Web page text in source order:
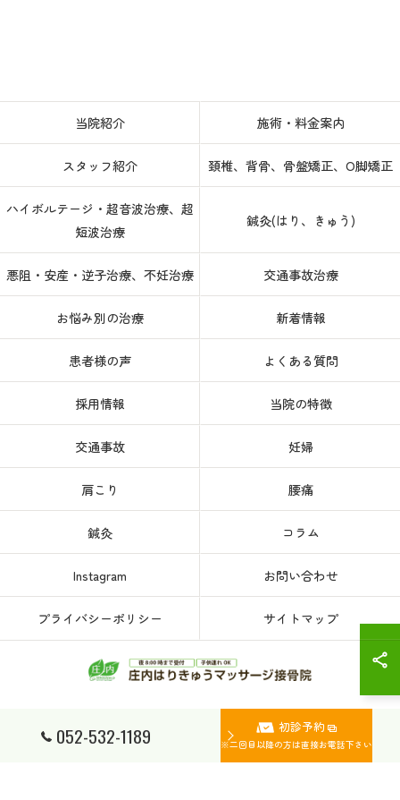
052-532-1189 初診予約
※二回目以降の方は直接お電話下さい
当院紹介 施術・料金案内
スタッフ紹介 頚椎、背骨、骨盤矯正、O脚矯正
ハイボルテージ・超音波治療、超
短波治療
鍼灸(はり、きゅう)
悪阻・安産・逆子治療、不妊治療 交通事故治療
お悩み別の治療 新着情報
患者様の声 よくある質問
採用情報 当院の特徴
交通事故 妊婦
肩こり 腰痛
鍼灸 コラム
Instagram お問い合わせ
プライバシーポリシー サイトマップ
© 2026 愛知県、名古屋市西区の接骨院なら庄内はりきゅうマッサージ接骨院 ALL
RIGHTS RESERVED.